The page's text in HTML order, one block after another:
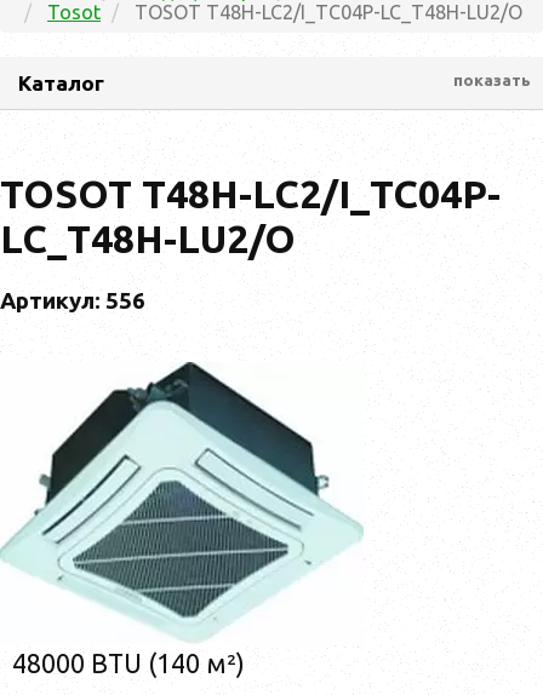
Tosot
TOSOT T48H-LC2/I_TC04P-LC_T48H-LU2/O
Каталог показать
TOSOT T48H-LC2/I_TC04P-
LC_T48H-LU2/O
Артикул: 556
48000 BTU (140 м²)